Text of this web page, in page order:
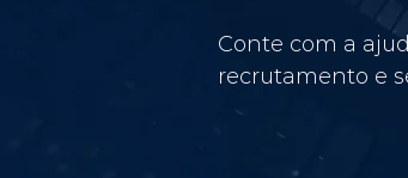
Conte com a
recrutamento e